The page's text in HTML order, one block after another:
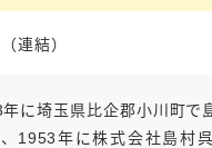
連結）
に埼玉県比企郡小川町で
1953年に株式会社島村